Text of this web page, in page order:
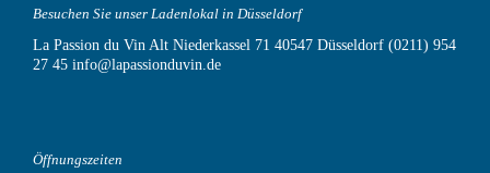
Besuchen Sie unser Ladenlokal in Düsseldorf
La Passion du Vin Alt Niederkassel 71 40547 Düsseldorf (0211) 954
27 45 info@lapassionduvin.de
Öffnungszeiten